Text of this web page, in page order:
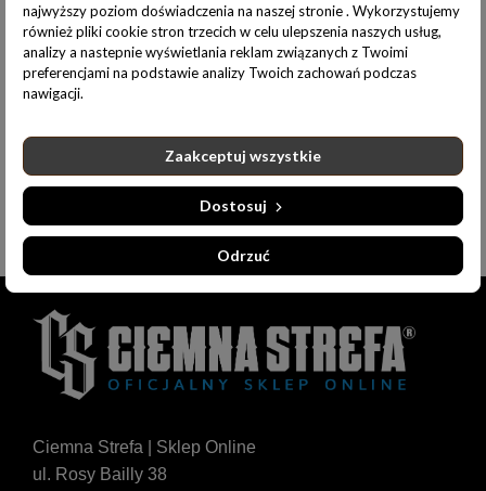
Opis produktuInformacje dodatkowe
MATERIAŁ:
100% bawełna
Ciemna Strefa | Sklep Online
ul. Rosy Bailly 38
najwyższy poziom doświadczenia na naszej stronie . Wykorzystujemy
również pliki cookie stron trzecich w celu ulepszenia naszych usług,
analizy a nastepnie wyświetlania reklam związanych z Twoimi
preferencjami na podstawie analizy Twoich zachowań podczas
nawigacji.
Odrzuć
Dostosuj
Zaakceptuj wszystkie